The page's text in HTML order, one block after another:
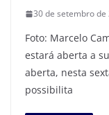
30 de setembro de
Foto: Marcelo
estará aberta a
aberta, nesta
possibilita